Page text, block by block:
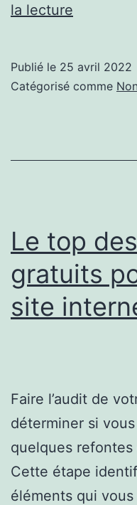
la lecture
?
Publié le 25 avril 2022
Catégorisé comme
Le top
gratuits
site
Faire l’audit de
déterminer si
quelques
Cette étape
éléments qui vous